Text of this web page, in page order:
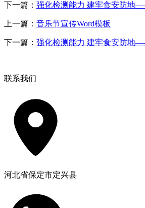
下一篇： 强化检测能力 建牢食安防地
上一篇： 音乐节宣传Word模板
下一篇： 强化检测能力 建牢食安防地
联系我们
河北省保定市定兴县